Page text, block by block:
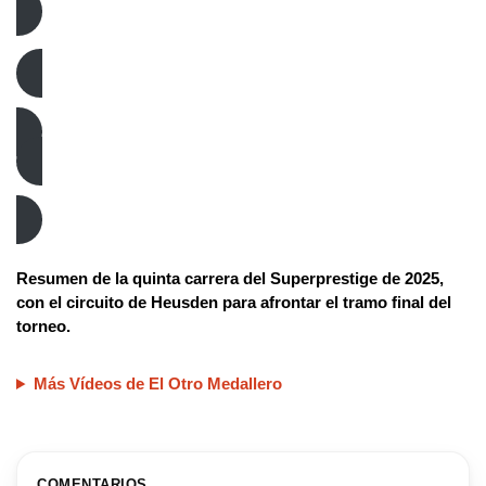
Resumen de la quinta carrera del Superprestige de 2025,
con el circuito de Heusden para afrontar el tramo final del
torneo.
Más Vídeos de El Otro Medallero